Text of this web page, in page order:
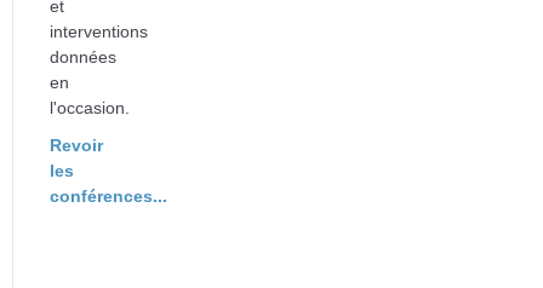
et
interventions
données
en
l'occasion.
Revoir
les
conférences...